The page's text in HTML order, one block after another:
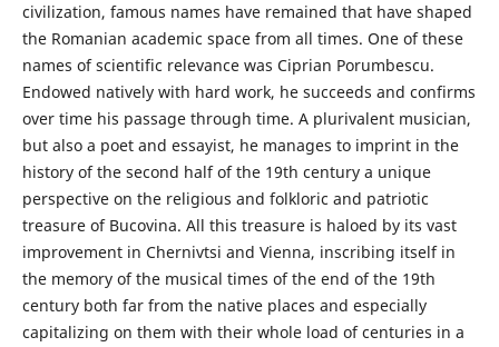
civilization, famous names have remained that have shaped
the Romanian academic space from all times. One of these
names of scientific relevance was Ciprian Porumbescu.
Endowed natively with hard work, he succeeds and confirms
over time his passage through time. A plurivalent musician,
but also a poet and essayist, he manages to imprint in the
history of the second half of the 19th century a unique
perspective on the religious and folkloric and patriotic
treasure of Bucovina. All this treasure is haloed by its vast
improvement in Chernivtsi and Vienna, inscribing itself in
the memory of the musical times of the end of the 19th
century both far from the native places and especially
capitalizing on them with their whole load of centuries in a